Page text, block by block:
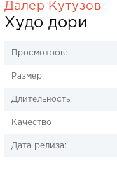
Далер Кутузов
Худо дори
Просмотров:
Размер:
Длительность:
Качество:
Дата релиза: